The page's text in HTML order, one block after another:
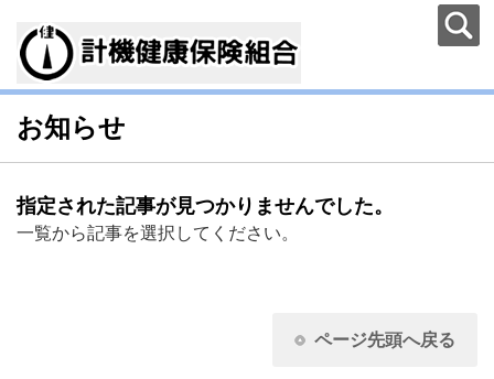
お知らせ
指定された記事が見つかりませんでした。
一覧から記事を選択してください。
ページ先頭へ戻る